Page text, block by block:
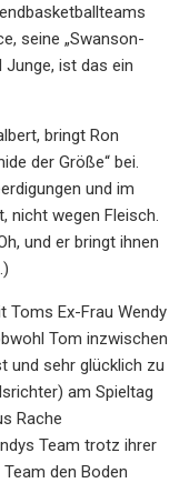
seine „Swanson-
Junge, ist das ein
bringt Ron
der Größe“ bei.
und im
nicht wegen Fleisch.
und er bringt ihnen
Toms Ex-Frau Wendy
Tom inzwischen
und sehr glücklich zu
am Spieltag
Rache
Team trotz ihrer
den Boden